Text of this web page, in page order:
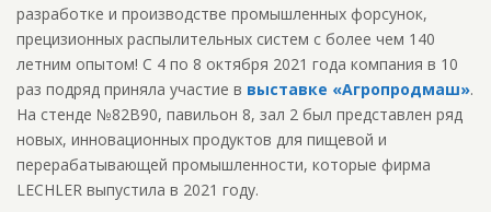
разработке и производстве промышленных форсунок,
прецизионных распылительных систем с более чем 140
летним опытом! С 4 по 8 октября 2021 года компания в 10
раз подряд приняла участие в выставке «Агропродмаш».
На стенде №82B90, павильон 8, зал 2 был представлен ряд
новых, инновационных продуктов для пищевой и
перерабатывающей промышленности, которые фирма
LECHLER выпустила в 2021 году.